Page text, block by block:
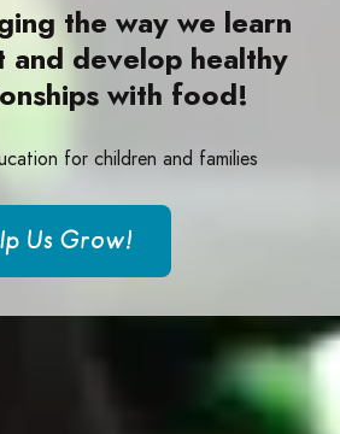
Chefs! Ontario: Changing the way
the way we learn
and develop healthy
with food!
for children and families
Us Grow!